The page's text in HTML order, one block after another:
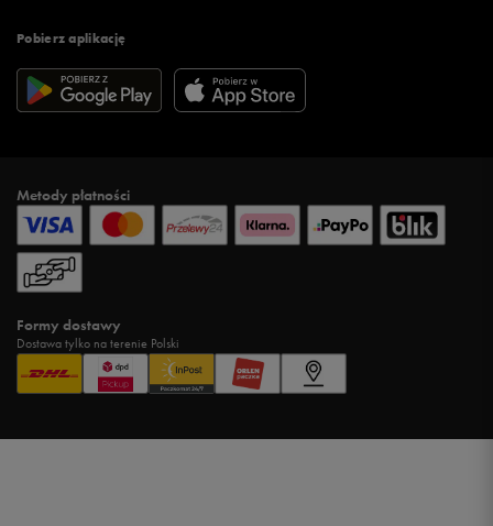
Pobierz aplikację
Metody płatności
Formy dostawy
Dostawa tylko na terenie Polski